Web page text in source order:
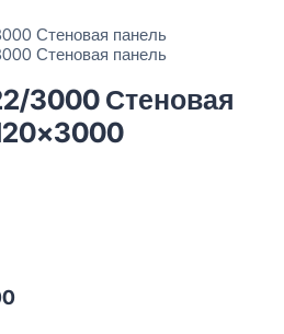
3000 Стеновая